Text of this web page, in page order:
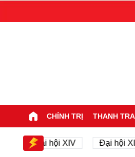
CHÍNH TRỊ THANH TRA
Đại hội XIV Đại hội XIV